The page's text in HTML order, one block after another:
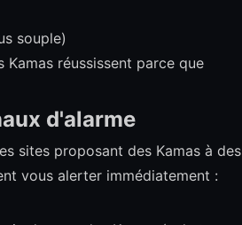
souple)
Kamas réussissent parce que
d'alarme
sites proposant des Kamas à des
vous alerter immédiatement :